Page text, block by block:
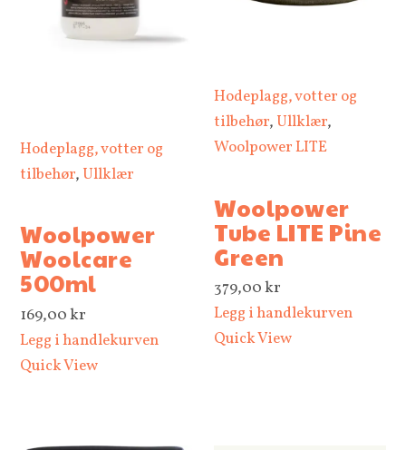
Hodeplagg, votter og
tilbehør, Ullklær
Woolpower
Woolcare
500ml
169,00kr
Legg i handlekurven
Quick View
Hodeplagg, votter og
tilbehør, Ullklær,
Woolpower LITE
Woolpower
Tube LITE Pine
Green
379,00kr
Legg i handlekurven
Quick View